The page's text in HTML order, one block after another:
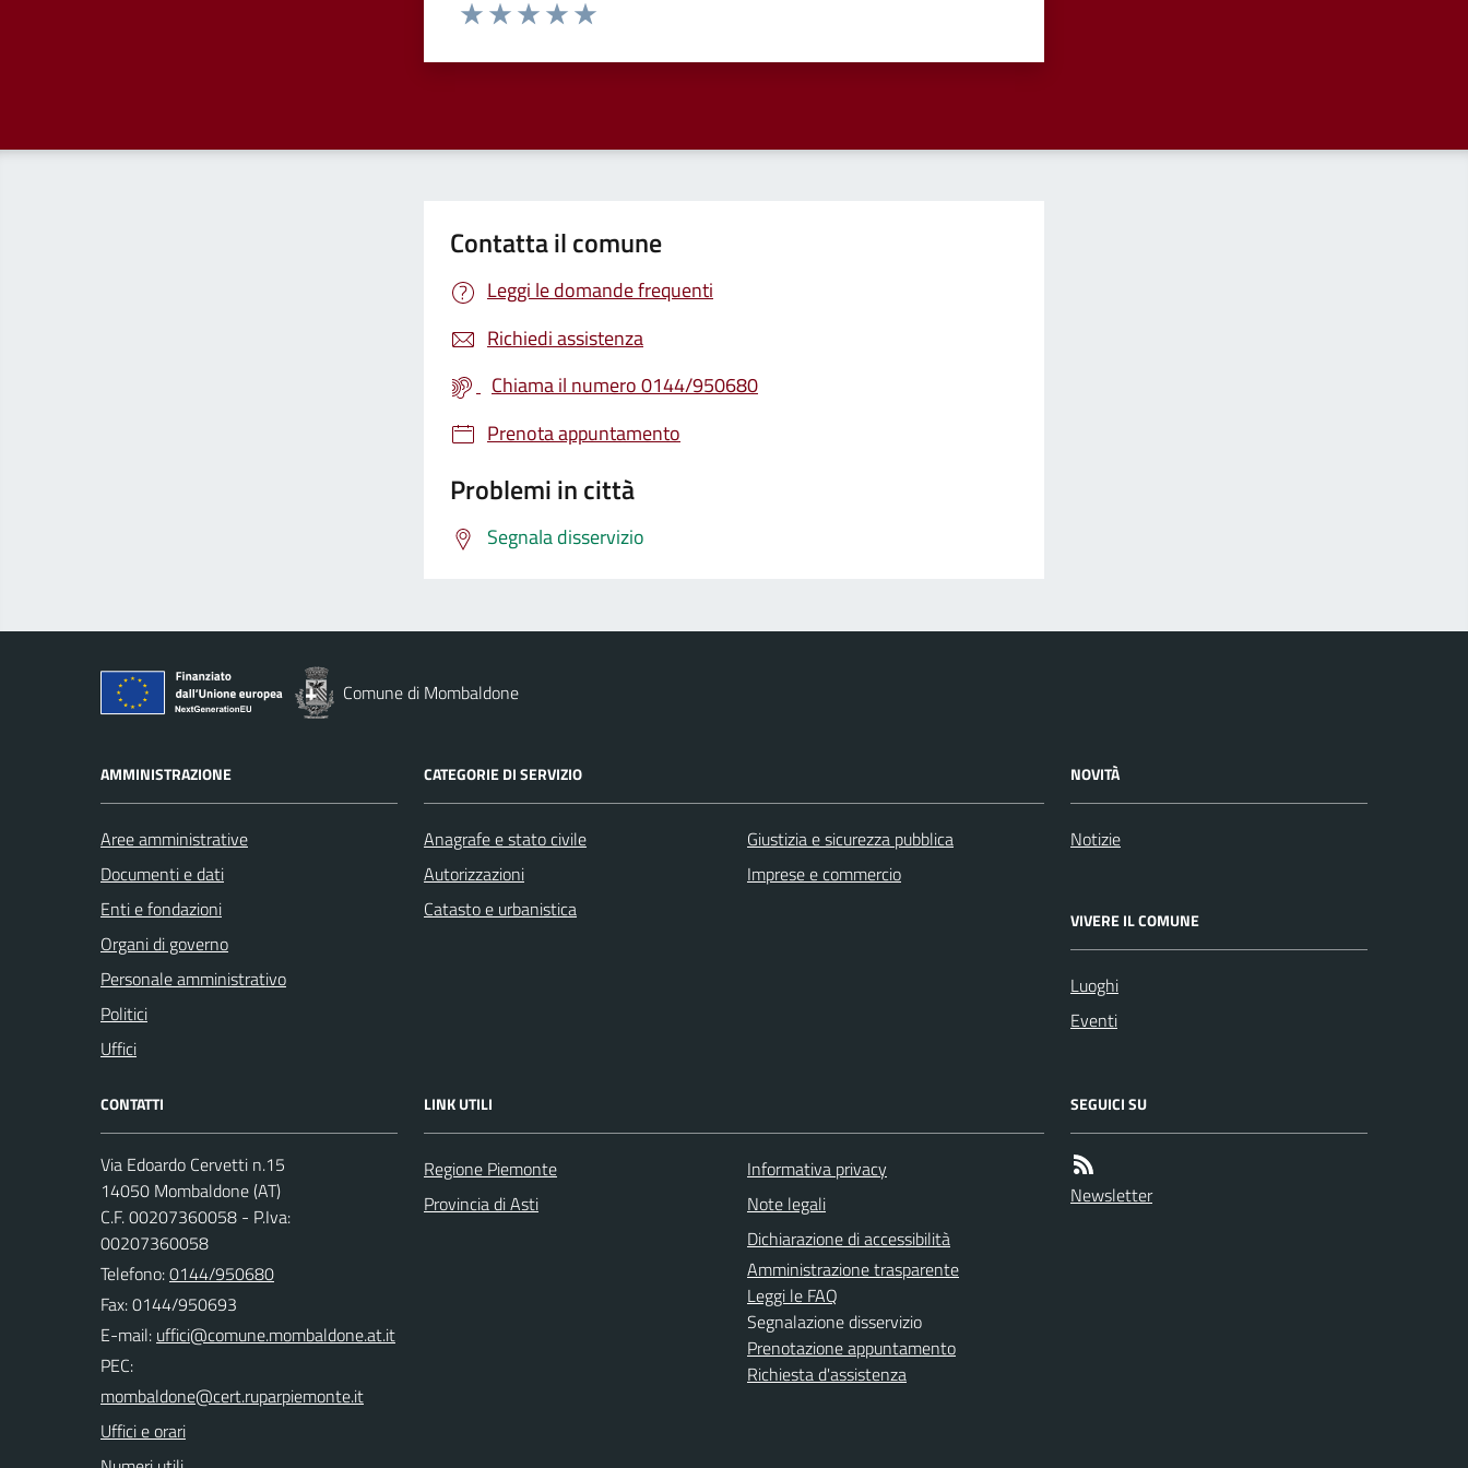
Valuta da 1 a 5 stelle la pagina
Contatta il comune
Leggi le domande frequenti
Richiedi assistenza
Chiama il numero 0144/950680
Prenota appuntamento
Problemi in città
Segnala disservizio
Comune di Mombaldone
AMMINISTRAZIONE
Aree amministrative
Documenti e dati
Enti e fondazioni
Organi di governo
Personale amministrativo
Politici
Uffici
CATEGORIE DI SERVIZIO
Anagrafe e stato civile
Autorizzazioni
Catasto e urbanistica
Giustizia e sicurezza pubblica
Imprese e commercio
NOVITÀ
Notizie
VIVERE IL COMUNE
Luoghi
Eventi
CONTATTI
Via Edoardo Cervetti n.15
14050 Mombaldone (AT)
C.F. 00207360058 - P.Iva:
00207360058
Telefono:0144/950680
Fax: 0144/950693
E-mail:
PEC:
Uffici e orari
LINK UTILI
Regione Piemonte
Provincia di Asti
Informativa privacy
Note legali
Dichiarazione di accessibilità
Amministrazione trasparente
Leggi le FAQ
Segnalazione disservizio
Prenotazione appuntamento
Richiesta d'assistenza
SEGUICI SU
Newsletter